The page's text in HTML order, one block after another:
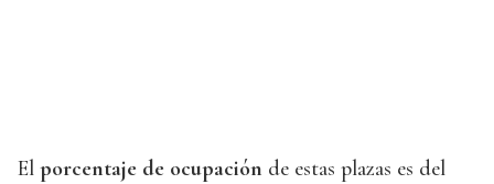
El porcentaje de ocupación de estas plazas es del